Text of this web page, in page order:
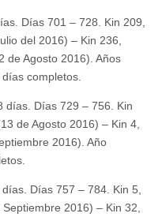
Días 701 – 728. Kin 209,
del 2016) – Kin 236,
de Agosto 2016). Años
completos.
días. Días 729 – 756. Kin
de Agosto 2016) – Kin 4,
2016). Año
Días 757 – 784. Kin 5,
2016) – Kin 32,